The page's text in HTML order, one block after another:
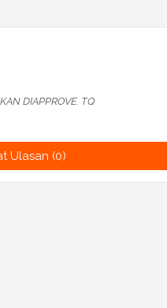
DIAPPROVE. TQ
Ulasan (0)